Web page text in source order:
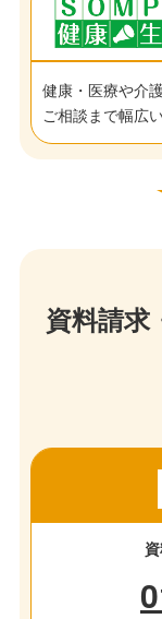
健康・医療や介
ご相談まで幅広
資料請求